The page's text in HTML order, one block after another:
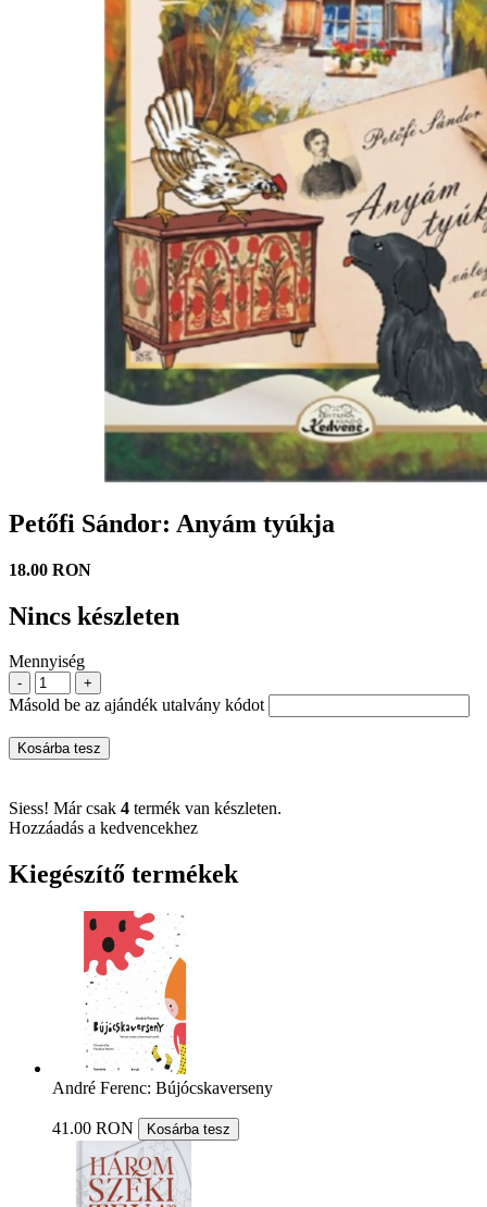
Petőfi Sándor: Anyám tyúkja
18.00 RON
Nincs készleten
Mennyiség
- +
Másold be az ajándék utalvány kódot
Kosárba tesz
Siess! Már csak 4 termék van készleten.
Hozzáadás a kedvencekhez
Kiegészítő termékek
André Ferenc: Bújócskaverseny
41.00 RON Kosárba tesz